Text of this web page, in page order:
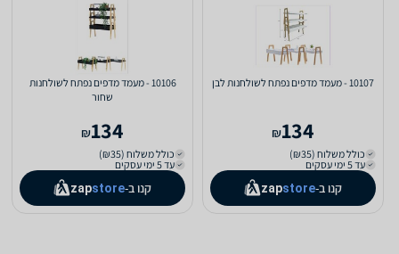
10107 - מעמד מדפים נפתח לשולחנות לבן
134
₪
כולל משלוח (₪35)
עד 5 ימי עסקים
קנו ב- zapstore
10106 - מעמד מדפים נפתח לשולחנות
שחור
134
₪
כולל משלוח (₪35)
עד 5 ימי עסקים
קנו ב- zapstore